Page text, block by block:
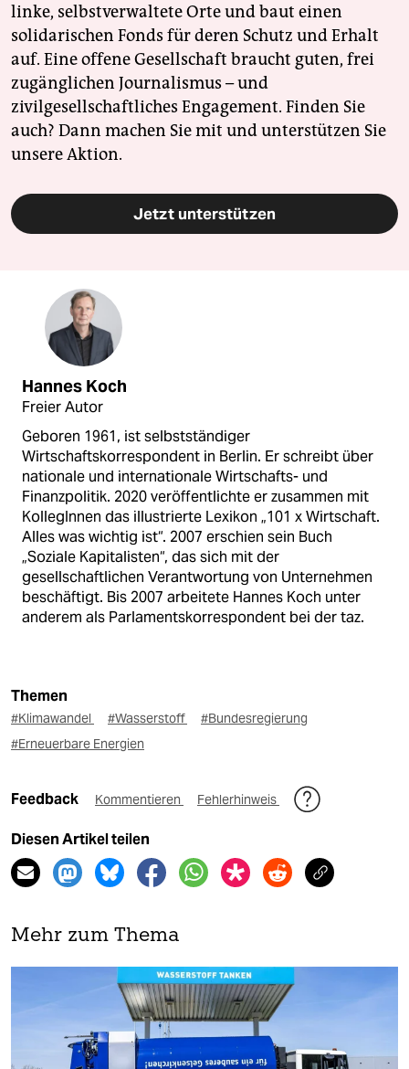
linke, selbstverwaltete Orte und baut einen
solidarischen Fonds für deren Schutz und Erhalt
auf. Eine offene Gesellschaft braucht guten, frei
zugänglichen Journalismus – und
zivilgesellschaftliches Engagement. Finden Sie
auch? Dann machen Sie mit und unterstützen Sie
unsere Aktion.
Jetzt unterstützen
Hannes Koch
Freier Autor
Geboren 1961, ist selbstständiger
Wirtschaftskorrespondent in Berlin. Er schreibt über
nationale und internationale Wirtschafts- und
Finanzpolitik. 2020 veröffentlichte er zusammen mit
KollegInnen das illustrierte Lexikon „101 x Wirtschaft.
Alles was wichtig ist“. 2007 erschien sein Buch
„Soziale Kapitalisten“, das sich mit der
gesellschaftlichen Verantwortung von Unternehmen
beschäftigt. Bis 2007 arbeitete Hannes Koch unter
anderem als Parlamentskorrespondent bei der taz.
Themen
#Klimawandel #Wasserstoff
#Bundesregierung
#Erneuerbare Energien
Feedback Kommentieren Fehlerhinweis
Diesen Artikel teilen
Mehr zum Thema